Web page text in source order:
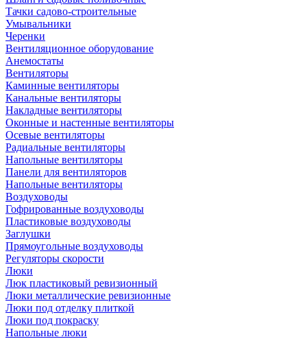
Тачки садово-строительные
Умывальники
Черенки
Вентиляционное оборудование
Анемостаты
Вентиляторы
Каминные вентиляторы
Канальные вентиляторы
Накладные вентиляторы
Оконные и настенные вентиляторы
Осевые вентиляторы
Радиальные вентиляторы
Напольные вентиляторы
Панели для вентиляторов
Напольные вентиляторы
Воздуховоды
Гофрированные воздуховоды
Пластиковые воздуховоды
Заглушки
Прямоугольные воздуховоды
Регуляторы скорости
Люки
Люк пластиковый ревизионный
Люки металлические ревизионные
Люки под отделку плиткой
Люки под покраску
Напольные люки